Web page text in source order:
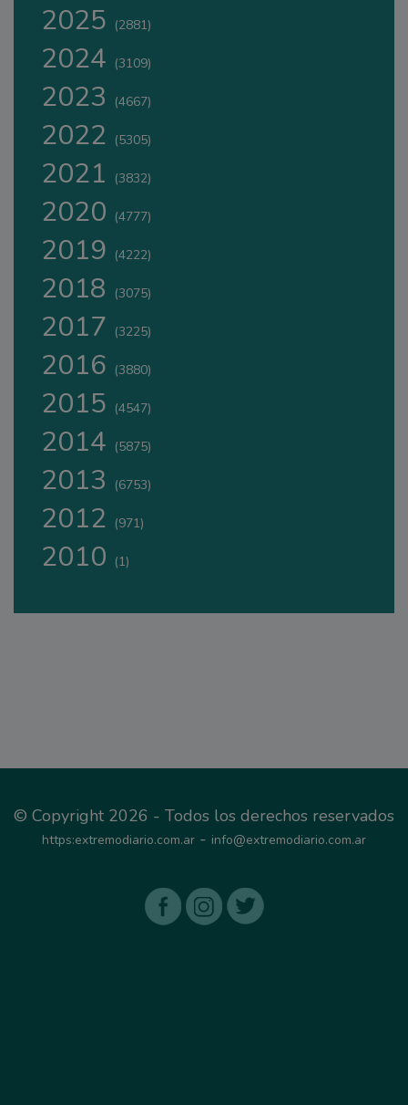
2025 (2881)
2024 (3109)
2023 (4667)
2022 (5305)
2021 (3832)
2020 (4777)
2019 (4222)
2018 (3075)
2017 (3225)
2016 (3880)
2015 (4547)
2014 (5875)
2013 (6753)
2012 (971)
2010 (1)
© Copyright 2026 - Todos los derechos reservados
https:extremodiario.com.ar - info@extremodiario.com.ar